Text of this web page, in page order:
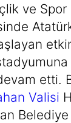
ve Spor
etti.
Valisi
Belediye